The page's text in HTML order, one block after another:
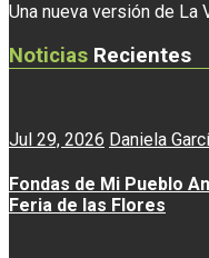
Una nueva versión de La
Noticias Recientes
Jul 29, 2026 Daniela
Fondas de Mi Pueblo
Feria de las Flores